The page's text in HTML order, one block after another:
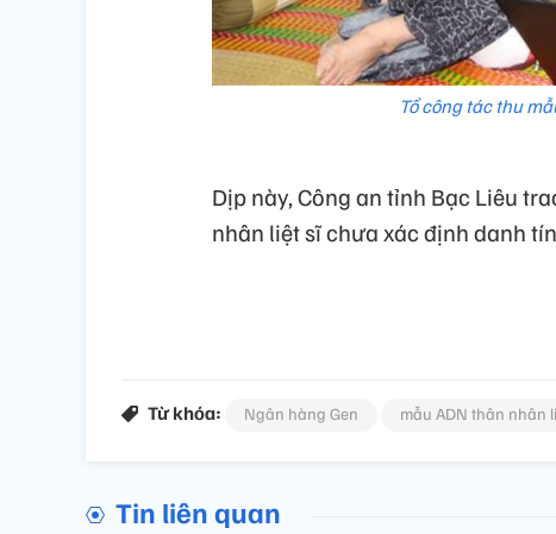
Tổ công tác thu
Dịp này, Công an tỉnh Bạc Liêu
nhân liệt sĩ chưa xác định danh
Từ khóa: Ngân hàng Gen mẫu ADN thân nhân
Tin liên quan